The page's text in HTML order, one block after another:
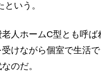
いう。
人ホームC型とも呼ば
けながら個室で生活
のだ。